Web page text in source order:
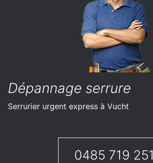
Dépannage serrure
Serrurier urgent express à Vucht
0485 719 251